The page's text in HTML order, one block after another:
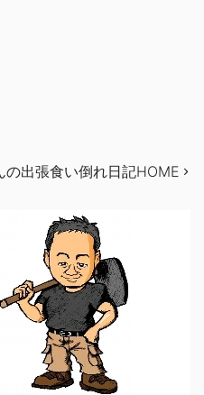
の出張食い倒れ日記HOME